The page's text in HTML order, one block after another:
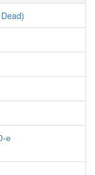
е